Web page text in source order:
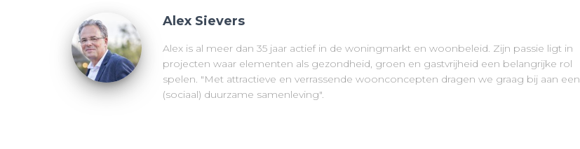
Alex Sievers
Alex is al meer dan 35 jaar actief in de woningmarkt en woonbeleid. Zijn passie ligt in
projecten waar elementen als gezondheid, groen en gastvrijheid een belangrijke rol
spelen. "Met attractieve en verrassende woonconcepten dragen we graag bij aan een
(sociaal) duurzame samenleving".